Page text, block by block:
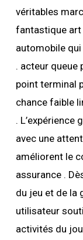
véritables
fantastique art
automobile
. acteur queue
point terminal
chance faible
. L’expérience
avec une
améliorent le
assurance .
du jeu et de la
utilisateur
activités du